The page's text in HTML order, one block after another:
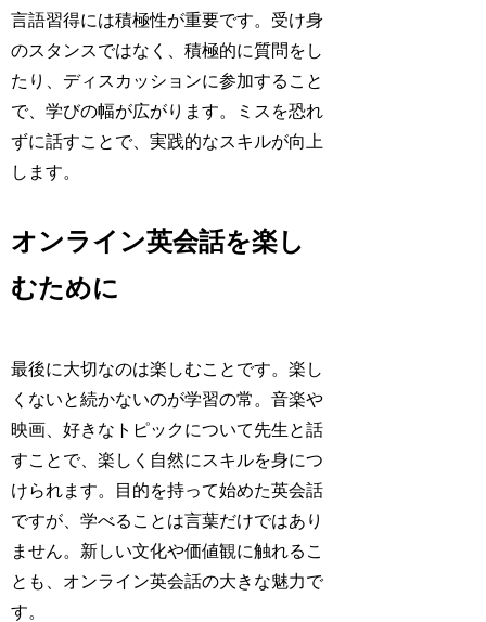
言語習得には積極性が重要です。受け身
のスタンスではなく、積極的に質問をし
たり、ディスカッションに参加すること
で、学びの幅が広がります。ミスを恐れ
ずに話すことで、実践的なスキルが向上
します。
オンライン英会話を楽し
むために
最後に大切なのは楽しむことです。楽し
くないと続かないのが学習の常。音楽や
映画、好きなトピックについて先生と話
すことで、楽しく自然にスキルを身につ
けられます。目的を持って始めた英会話
ですが、学べることは言葉だけではあり
ません。新しい文化や価値観に触れるこ
とも、オンライン英会話の大きな魅力で
す。